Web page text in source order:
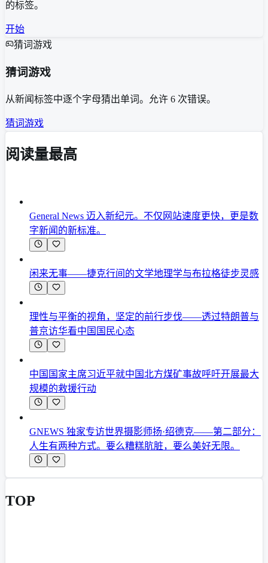
的标签。
开始
猜词游戏
猜词游戏
从新闻标签中逐个字母猜出单词。允许 6 次错误。
猜词游戏
阅读量最高
General News 迈入新纪元。不仅网站速度更快，更是数
字新闻的新标准。
闲来无事——捷克行间的文学地理学与布拉格徒步灵感
理性与平衡的视角，坚定的前行步伐——透过特朗普与
普京访华看中国国民心态
中国国家主席习近平就中国北方煤矿事故呼吁开展最大
规模的救援行动
GNEWS 独家专访世界摄影师扬·绍德克——第二部分：
人生有两种方式。要么糟糕肮脏，要么美好无限。
TOP